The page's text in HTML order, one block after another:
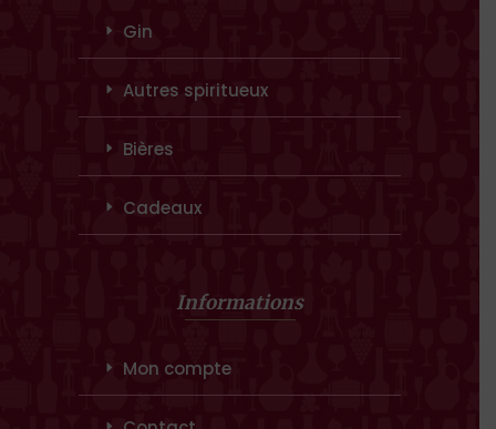
Gin
Autres spiritueux
Bières
Cadeaux
Informations
Mon compte